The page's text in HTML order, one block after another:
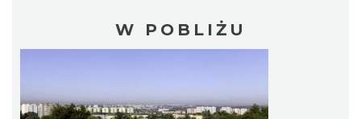
W POBLIŻU